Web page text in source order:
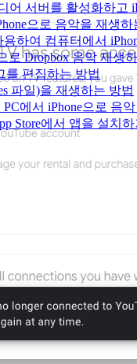
어 서버를 활성화하고
으로 음악을 재생
용하여 컴퓨터에서
로 Dropbox 음악 재생
를 편집하는 방법
파일)을 재생하는 방법
에서 iPhone으로 음
Store에서 앱을 설치